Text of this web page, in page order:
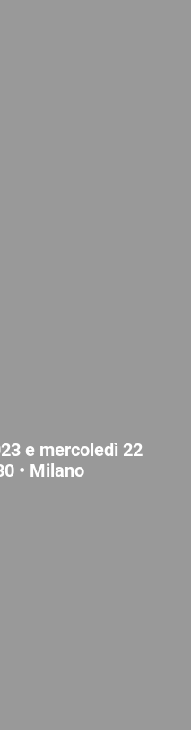
e mercoledì 22
• Milano